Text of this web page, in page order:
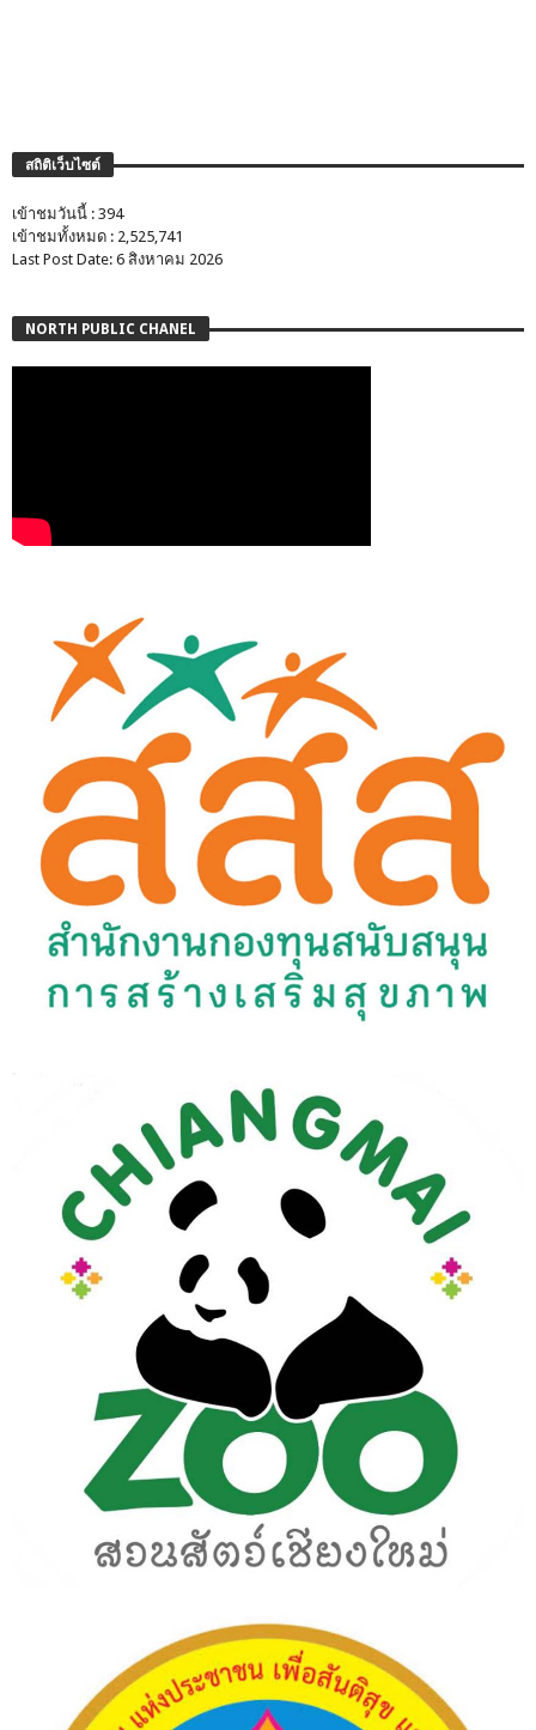
สถิติเว็บไซต์
เข้าชมวันนี้ : 394
เข้าชมทั้งหมด : 2,525,741
Last Post Date: 6 สิงหาคม 2026
NORTH PUBLIC CHANEL